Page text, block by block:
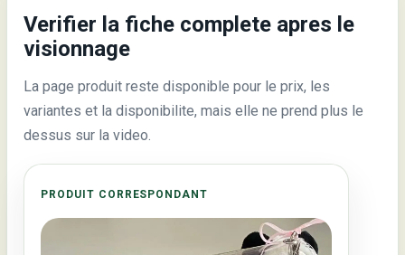
Verifier la fiche complete apres le
visionnage
La page produit reste disponible pour le prix, les
variantes et la disponibilite, mais elle ne prend plus le
dessus sur la video.
PRODUIT CORRESPONDANT